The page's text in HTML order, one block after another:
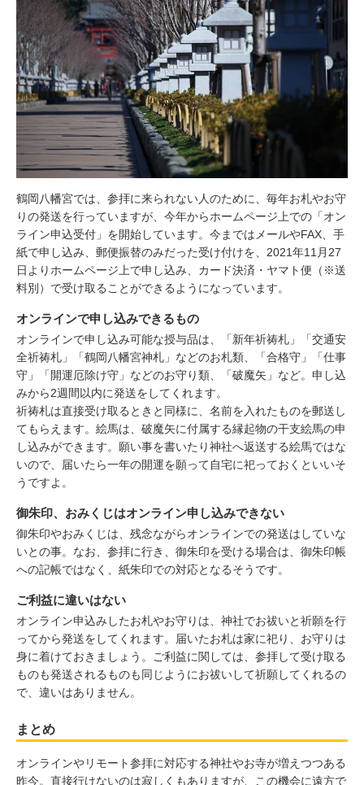
鶴岡八幡宮では、参拝に来られない人のために、毎年お札やお守
りの発送を行っていますが、今年からホームページ上での「オン
ライン申込受付」を開始しています。今まではメールやFAX、手
紙で申し込み、郵便振替のみだった受け付けを、2021年11月27
日よりホームページ上で申し込み、カード決済・ヤマト便（※送
料別）で受け取ることができるようになっています。
オンラインで申し込みできるもの
オンラインで申し込み可能な授与品は、「新年祈祷札」「交通安
全祈祷札」「鶴岡八幡宮神札」などのお札類、「合格守」「仕事
守」「開運厄除け守」などのお守り類、「破魔矢」など。申し込
みから2週間以内に発送をしてくれます。
祈祷札は直接受け取るときと同様に、名前を入れたものを郵送し
てもらえます。絵馬は、破魔矢に付属する縁起物の干支絵馬の申
し込みができます。願い事を書いたり神社へ返送する絵馬ではな
いので、届いたら一年の開運を願って自宅に祀っておくといいそ
うですよ。
御朱印、おみくじはオンライン申し込みできない
御朱印やおみくじは、残念ながらオンラインでの発送はしていな
いとの事。なお、参拝に行き、御朱印を受ける場合は、御朱印帳
への記帳ではなく、紙朱印での対応となるそうです。
ご利益に違いはない
オンライン申込みしたお札やお守りは、神社でお祓いと祈願を行
ってから発送をしてくれます。届いたお札は家に祀り、お守りは
身に着けておきましょう。ご利益に関しては、参拝して受け取る
ものも発送されるものも同じようにお祓いして祈願してくれるの
で、違いはありません。
まとめ
オンラインやリモート参拝に対応する神社やお寺が増えつつある
昨今。直接行けないのは寂しくもありますが、この機会に遠方で